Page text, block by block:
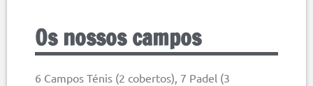
Os nossos campos
6 Campos Ténis (2 cobertos), 7 Padel (3